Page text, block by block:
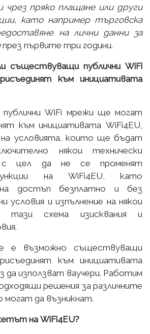
чрез пряко плащане или други
като например търговска
на лични данни за
през първите три години.
съществуващи публични WiFi
към инициативата
WiFi мрежи ще могат
към инициативата WiFi4EU,
условията, които ще бъдат
някои технически
с цел да не се променят
на WiFi4EU, като
на достъп безплатно и без
условия и изпълнение на някои
тази схема изисквания и
възможно съществуващи
към инициативата
да използват ваучери. Работим
решения за различните
могат да възникнат.
на WiFi4EU?